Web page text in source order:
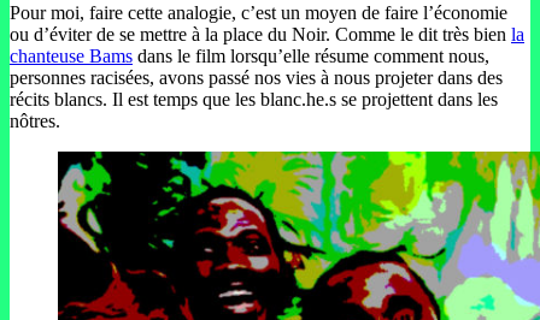
Pour moi, faire cette analogie, c’est un moyen de faire l’économie
ou d’éviter de se mettre à la place du Noir. Comme le dit très bien la
chanteuse Bams dans le film lorsqu’elle résume comment nous,
personnes racisées, avons passé nos vies à nous projeter dans des
récits blancs. Il est temps que les blanc.he.s se projettent dans les
nôtres.